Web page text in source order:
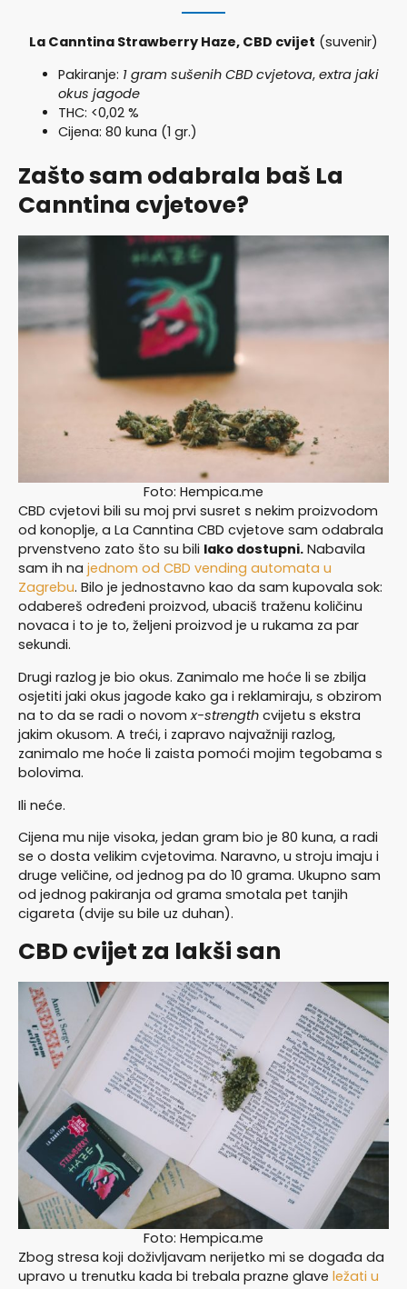
La Canntina Strawberry Haze, CBD cvijet (suvenir)
Pakiranje: 1 gram sušenih CBD cvjetova, extra jaki
okus jagode
THC: <0,02 %
Cijena: 80 kuna (1 gr.)
Zašto sam odabrala baš La
Canntina cvjetove?
Foto: Hempica.me
CBD cvjetovi bili su moj prvi susret s nekim proizvodom
od konoplje, a La Canntina CBD cvjetove sam odabrala
prvenstveno zato što su bili lako dostupni. Nabavila
sam ih na jednom od CBD vending automata u
Zagrebu. Bilo je jednostavno kao da sam kupovala sok:
odabereš određeni proizvod, ubaciš traženu količinu
novaca i to je to, željeni proizvod je u rukama za par
sekundi.
Drugi razlog je bio okus. Zanimalo me hoće li se zbilja
osjetiti jaki okus jagode kako ga i reklamiraju, s obzirom
na to da se radi o novomx-strength cvijetu s ekstra
jakim okusom. A treći, i zapravo najvažniji razlog,
zanimalo me hoće li zaista pomoći mojim tegobama s
bolovima.
Ili neće.
Cijena mu nije visoka, jedan gram bio je 80 kuna, a radi
se o dosta velikim cvjetovima. Naravno, u stroju imaju i
druge veličine, od jednog pa do 10 grama. Ukupno sam
od jednog pakiranja od grama smotala pet tanjih
cigareta (dvije su bile uz duhan).
CBD cvijet za lakši san
Foto: Hempica.me
Zbog stresa koji doživljavam nerijetko mi se događa da
upravo u trenutku kada bi trebala prazne glave ležati u